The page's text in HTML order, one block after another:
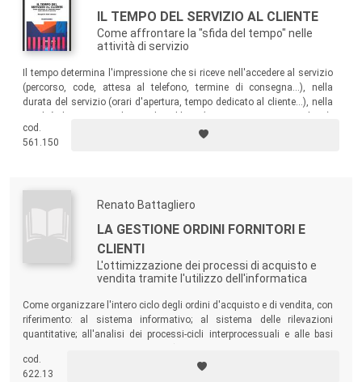
IL TEMPO DEL SERVIZIO AL CLIENTE
Come affrontare la "sfida del tempo" nelle
attività di servizio
Il tempo determina l'impressione che si riceve nell'accedere al servizio
(percorso, code, attesa al telefono, termine di consegna...), nella
durata del servizio (orari d'apertura, tempo dedicato al cliente...), nella
In questo libro Fessard dà tutti gli elementi per raccogliere la sfida del
tempo.
cod.
561.150
Renato Battagliero
LA GESTIONE ORDINI FORNITORI E
CLIENTI
L'ottimizzazione dei processi di acquisto e
vendita tramite l'utilizzo dell'informatica
Come organizzare l'intero ciclo degli ordini d'acquisto e di vendita, con
riferimento: al sistema informativo; al sistema delle rilevazioni
quantitative; all'analisi dei processi-cicli interprocessuali e alle basi
compravendita).
cod.
622.13